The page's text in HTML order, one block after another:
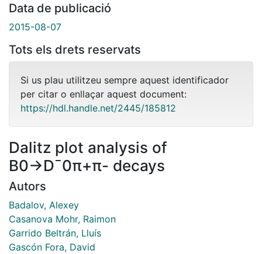
Data de publicació
2015-08-07
Tots els drets reservats
Si us plau utilitzeu sempre aquest identificador
per citar o enllaçar aquest document:
https://hdl.handle.net/2445/185812
Dalitz plot analysis of
B0→D¯0π+π- decays
Autors
Badalov, Alexey
Casanova Mohr, Raimon
Garrido Beltrán, Lluís
Gascón Fora, David